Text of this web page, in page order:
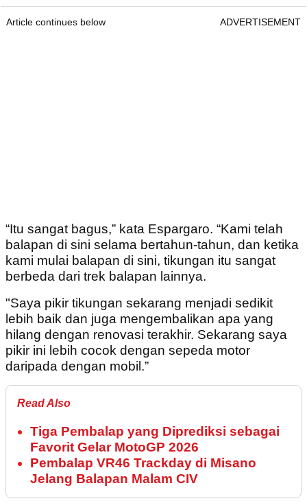
Article continues below ADVERTISEMENT
“Itu sangat bagus,” kata Espargaro. “Kami telah
balapan di sini selama bertahun-tahun, dan ketika
kami mulai balapan di sini, tikungan itu sangat
berbeda dari trek balapan lainnya.
"Saya pikir tikungan sekarang menjadi sedikit
lebih baik dan juga mengembalikan apa yang
hilang dengan renovasi terakhir. Sekarang saya
pikir ini lebih cocok dengan sepeda motor
daripada dengan mobil.”
Read Also
Tiga Pembalap yang Diprediksi sebagai
Favorit Gelar MotoGP 2026
Pembalap VR46 Trackday di Misano
Jelang Balapan Malam CIV